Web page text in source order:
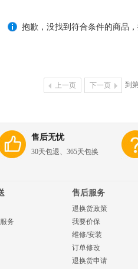
抱歉，没找到符合条件的商品
上一页 下一页 到
售后无忧
30天包退、365天包换
务
售后服务
退换货政策
我要价保
维修/安装
订单修改
退换货申请